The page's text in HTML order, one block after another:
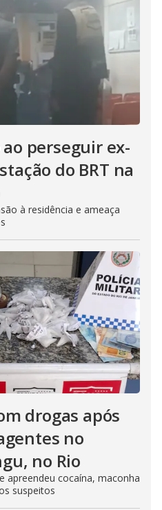
perseguir ex-
do BRT na
à residência e ameaça
drogas após
no
no Rio
apreendeu cocaína, maconha
suspeitos